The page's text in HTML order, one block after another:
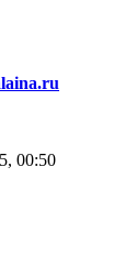
00:50